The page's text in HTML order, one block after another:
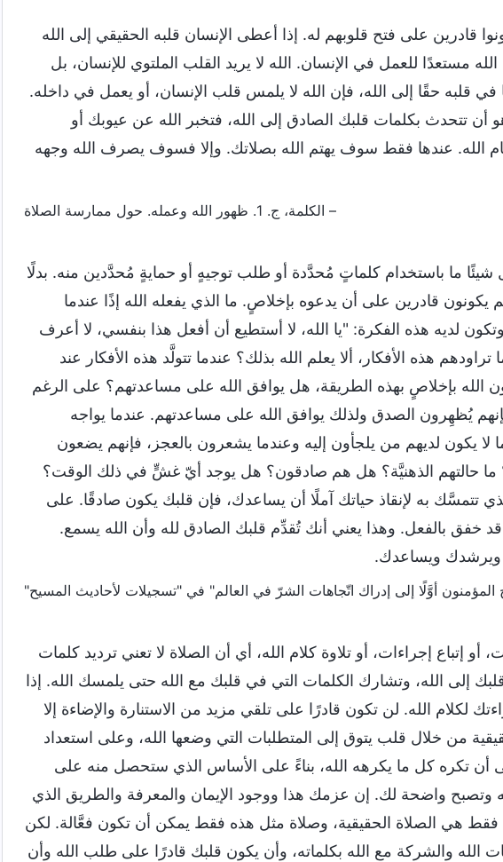
قادرين على فتح قلوبهم له. إذا أعطى الإنسان قلبه الحقيقي إلى الله
مستعدًا للعمل في الإنسان. الله لا يريد القلب الملتوي للإنسان، بل
في قلبه حقًا إلى الله، فإن الله لا يلمس قلب الإنسان، أو يعمل في داخله.
أن تتحدث بكلمات قلبك الصادق إلى الله، فتخبر الله عن عيوبك أو
الله. عندها فقط سوف يهتم الله بصلاتك. وإلا فسوف يصرف الله وجهه
– الكلمة، ج. 1. ظهور الله وعمله. حول ممارسة الصلاة
شيئًا ما باستخدام كلماتٍ مُحدَّدة أو طلب توجيهٍ أو حمايةٍ مُحدَّدين منه. بدلًا
قادرين على أن يدعوه بإخلاصٍ. ما الذي يفعله الله إذًا عندما
لديه هذه الفكرة: "يا الله، لا أستطيع أن أفعل هذا بنفسي، لا أعرف
هذه الأفكار، ألا يعلم الله بذلك؟ عندما تتولَّد هذه الأفكار عند
الله بإخلاصٍ بهذه الطريقة، هل يوافق الله على مساعدتهم؟ على الرغم
يُظهِرون الصدق ولذلك يوافق الله على مساعدتهم. عندما يواجه
لديهم من يلجأون إليه وعندما يشعرون بالعجز، فإنهم يضعون
ما حالتهم الذهنيَّة؟ هل هم صادقون؟ هل يوجد أيّ غشٍّ في ذلك الوقت؟
تتمسَّك به لإنقاذ حياتك آملًا أن يساعدك، فإن قلبك يكون صادقًا. على
خفق بالفعل. وهذا يعني أنك تُقدِّم قلبك الصادق لله وأن الله يسمع.
ويرشدك ويساعدك.
المؤمنون أوَّلًا إلى إدراك اتّجاهات الشرّ في العالم" في "تسجيلات لأحاديث المسيح"
إتباع إجراءات، أو تلاوة كلام الله، أي أن الصلاة لا تعني ترديد كلمات
إلى الله، وتشارك الكلمات التي في قلبك مع الله حتى يلمسك الله. إذا
لكلام الله. لن تكون قادرًا على تلقي مزيد من الاستنارة والإضاءة إلا
من خلال قلب يتوق إلى المتطلبات التي وضعها الله، وعلى استعداد
أن تكره كل ما يكرهه الله، بناءً على الأساس الذي ستحصل منه على
وتصبح واضحة لك. إن عزمك هذا ووجود الإيمان والمعرفة والطريق الذي
فقط هي الصلاة الحقيقية، وصلاة مثل هذه فقط يمكن أن تكون فعَّالة. لكن
الله والشركة مع الله بكلماته، وأن يكون قلبك قادرًا على طلب الله وأن